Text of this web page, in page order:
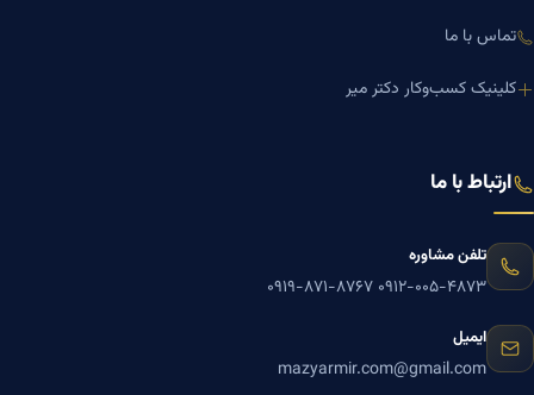
تماس با ما
کلینیک کسب‌وکار دکتر میر
ارتباط با ما
تلفن مشاوره
۰۹۱۲-۰۰۵-۴۸۷۳ ۰۹۱۹-۸۷۱-۸۷۶۷
ایمیل
mazyarmir.com@gmail.com